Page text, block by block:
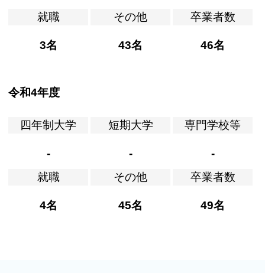
就職
3名
その他
43名
卒業者数
46名
令和4年度
四年制大学
-
短期大学
-
専門学校等
-
就職
4名
その他
45名
卒業者数
49名